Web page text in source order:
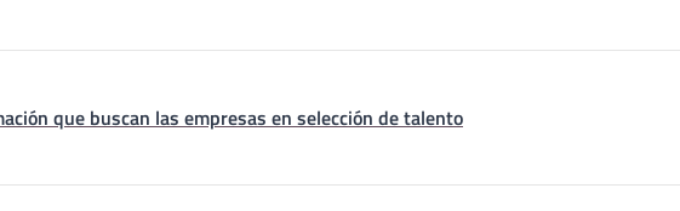
que buscan las empresas en selección de talento